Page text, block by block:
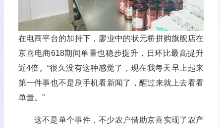
在电商平台的加持下，廖业中的状元桥拼购旗舰店在
京喜电商618期间单量也稳步提升，日环比最高提升
近4倍。“很久没有这种感觉了，现在我每天早上起来
第一件事也不是刷手机看新闻了，醒过来就上去看看
单量。”
这不是单个事件，不少农户借助京喜实现了农产